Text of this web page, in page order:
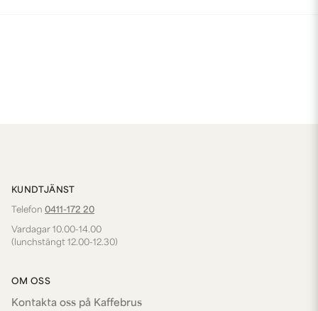
KUNDTJÄNST
Telefon 0411-172 20
Vardagar 10.00-14.00
(lunchstängt 12.00-12.30)
OM OSS
Kontakta oss på Kaffebrus